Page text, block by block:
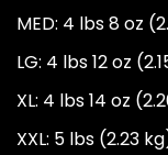
MED: 4 lbs 8 oz
LG: 4 lbs 12 oz
XL: 4 lbs 14 oz
XXL: 5 lbs (2.23